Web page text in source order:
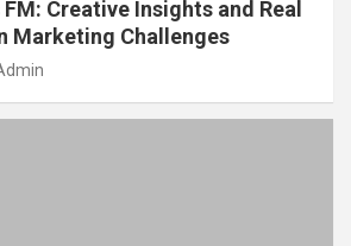
Creative Insights and Real
Marketing Challenges